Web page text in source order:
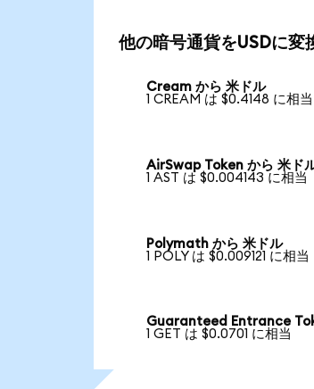
他の暗号通貨をUSDに変
Cream から 米ドル
1 CREAM は $0.4148 に相当
AirSwap Token から 米ド
1 AST は $0.004143 に相当
Polymath から 米ドル
1 POLY は $0.009121 に相当
Guaranteed Entrance
1 GET は $0.0701 に相当